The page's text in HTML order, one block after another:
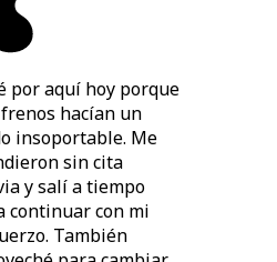
por aquí hoy porque
hacían un
insoportable. Me
sin cita
y salí a tiempo
continuar con mi
También